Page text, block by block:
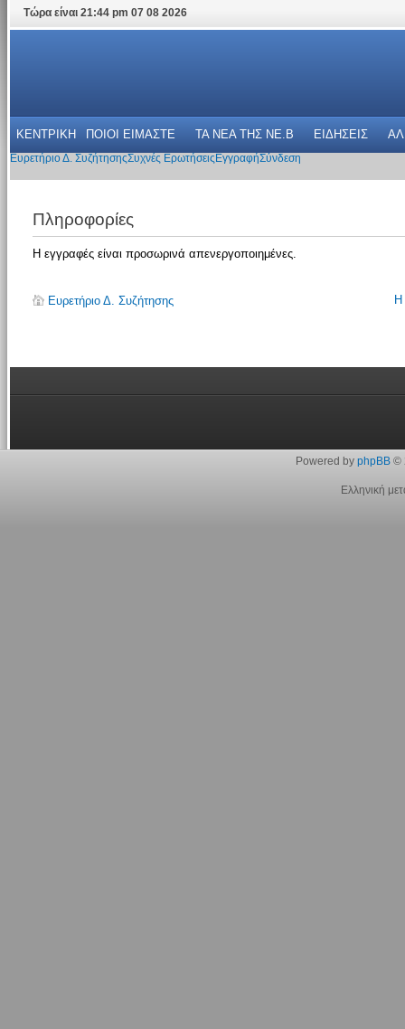
Τώρα είναι 21:44 pm 07 08 2026
ΚΕΝΤΡΙΚΗ ΠΟΙΟΙ ΕΙΜΑΣΤΕ ΤΑ ΝΕΑ THΣ NE.B ΕΙΔΗΣΕΙΣ
Ευρετήριο Δ. ΣυζήτησηςΣυχνές Ερωτήσεις ΕγγραφήΣύνδεση
Πληροφορίες
Η εγγραφές είναι προσωρινά απενεργοποιημένες.
Ευρετήριο Δ. Συζήτησης Η
Powered by phpBB©
Ελληνική